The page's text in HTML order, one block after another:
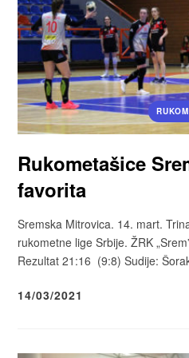
Rukometašice
favorita
Sremska Mitrovica. 14. mart.
rukometne lige Srbije. ŽRK
Rezultat 21:16 (9:8) Sudije:
14/03/2021